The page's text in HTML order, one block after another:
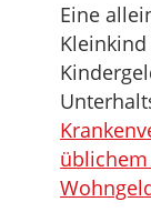
Eine